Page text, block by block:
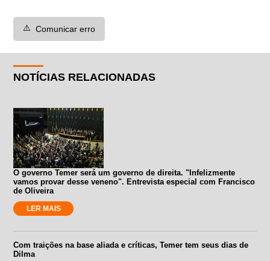
⚠️ Comunicar erro
NOTÍCIAS RELACIONADAS
O governo Temer será um governo de direita. "Infelizmente
vamos provar desse veneno". Entrevista especial com Francisco
de Oliveira
LER MAIS
Com traições na base aliada e críticas, Temer tem seus dias de
Dilma